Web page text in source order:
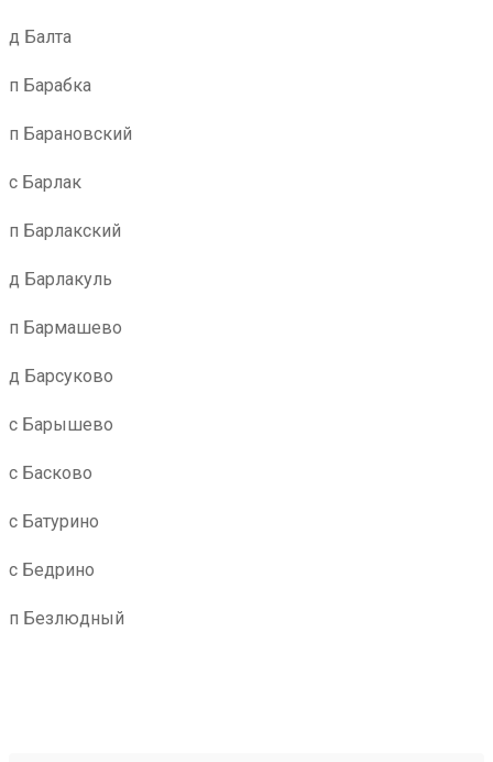
д Балта
п Барабка
п Барановский
с Барлак
п Барлакский
д Барлакуль
п Бармашево
д Барсуково
с Барышево
с Басково
с Батурино
с Бедрино
п Безлюдный